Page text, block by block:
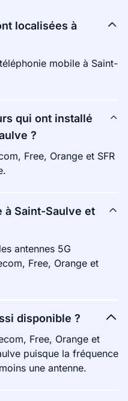
localisées à
mobile à Saint-
qui ont installé
?
Free, Orange et SFR
à Saint-Saulve et
antennes 5G
Free, Orange et
disponible ?
Free, Orange et
puisque la fréquence
une antenne.